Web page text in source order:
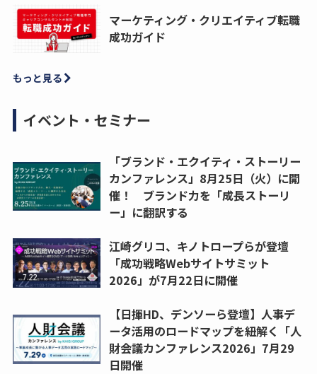
マーケティング・クリエイティブ転職
成功ガイド
もっと見る
イベント・セミナー
「ブランド・エクイティ・ストーリー
カンファレンス」8月25日（火）に開
催！ ブランド力を「成長ストーリ
ー」に翻訳する
江崎グリコ、キノトロープらが登壇
「成功戦略Webサイトサミット
2026」が7月22日に開催
【日揮HD、デンソーら登壇】人事デ
ータ活用のロードマップを紐解く「人
財会議カンファレンス2026」7月29
日開催